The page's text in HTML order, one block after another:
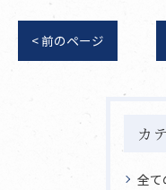
< 前のページ
カ
全て